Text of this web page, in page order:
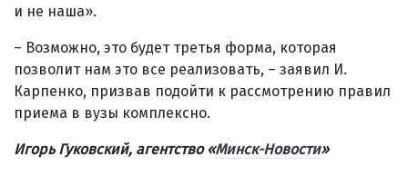
и не наша».
– Возможно, это будет третья форма, которая
позволит нам это все реализовать, – заявил И.
Карпенко, призвав подойти к рассмотрению правил
приема в вузы комплексно.
Игорь Гуковский, агентство «Минск-Новости»